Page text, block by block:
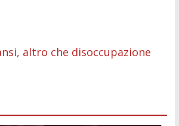
p er
altro che disoccupazione